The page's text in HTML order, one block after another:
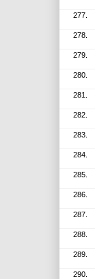
277.
278.
279.
280.
281.
282.
283.
284.
285.
286.
287.
288.
289.
290.